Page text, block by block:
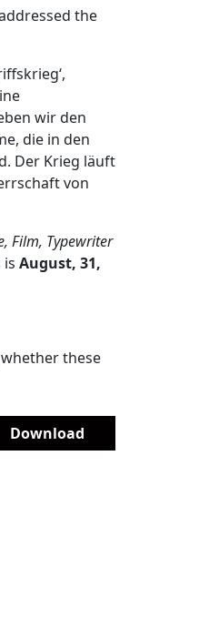
the
wir den
die in den
Der Krieg läuft
von
Film, Typewriter
August, 31,
these
Download